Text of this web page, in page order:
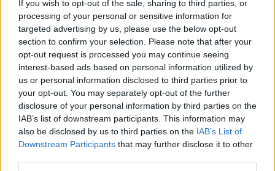
If you wish to opt-out of the sale, sharing to third parties, or
processing of your personal or sensitive information for
targeted advertising by us, please use the below opt-out
section to confirm your selection. Please note that after your
opt-out request is processed you may continue seeing
interest-based ads based on personal information utilized by
us or personal information disclosed to third parties prior to
your opt-out. You may separately opt-out of the further
disclosure of your personal information by third parties on the
IAB’s list of downstream participants. This information may
also be disclosed by us to third parties on the IAB’s List of
Downstream Participants that may further disclose it to other
Rikossarja paljastui Turun
saaristossa – poliisi epäilee viittä
nuorukaista
4